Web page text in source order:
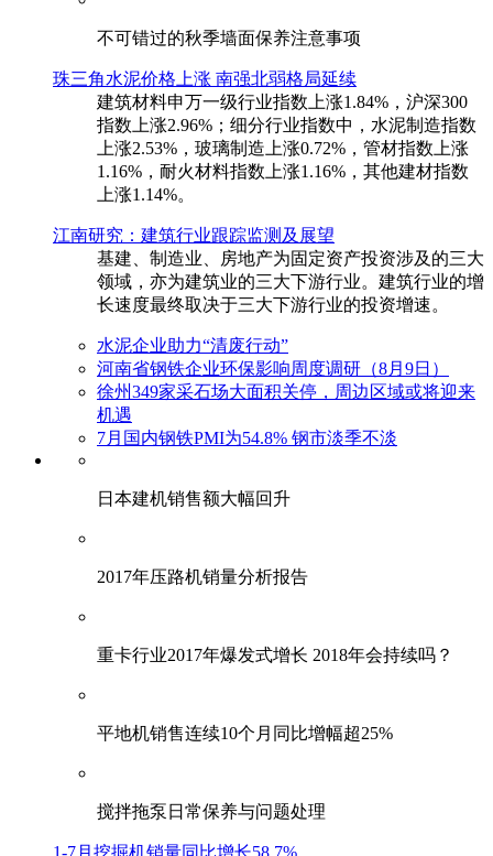
不可错过的秋季墙面保养注意事项
珠三角水泥价格上涨 南强北弱格局延续
建筑材料申万一级行业指数上涨1.84%，沪深300
指数上涨2.96%；细分行业指数中，水泥制造指数
上涨2.53%，玻璃制造上涨0.72%，管材指数上涨
1.16%，耐火材料指数上涨1.16%，其他建材指数
上涨1.14%。
江南研究：建筑行业跟踪监测及展望
基建、制造业、房地产为固定资产投资涉及的三大
领域，亦为建筑业的三大下游行业。建筑行业的增
长速度最终取决于三大下游行业的投资增速。
水泥企业助力“清废行动”
河南省钢铁企业环保影响周度调研（8月9日）
徐州349家采石场大面积关停，周边区域或将迎来
机遇
7月国内钢铁PMI为54.8% 钢市淡季不淡
日本建机销售额大幅回升
2017年压路机销量分析报告
重卡行业2017年爆发式增长 2018年会持续吗？
平地机销售连续10个月同比增幅超25%
搅拌拖泵日常保养与问题处理